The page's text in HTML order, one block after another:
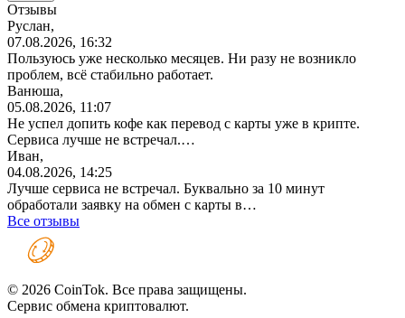
Отзывы
Руслан,
07.08.2026, 16:32
Пользуюсь уже несколько месяцев. Ни разу не возникло
проблем, всё стабильно работает.
Ванюша,
05.08.2026, 11:07
Не успел допить кофе как перевод с карты уже в крипте.
Сервиса лучше не встречал.…
Иван,
04.08.2026, 14:25
Лучше сервиса не встречал. Буквально за 10 минут
обработали заявку на обмен с карты в…
Все отзывы
© 2026 CoinTok. Все права защищены.
Сервис обмена криптовалют.